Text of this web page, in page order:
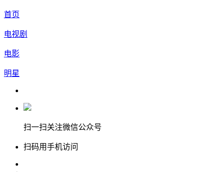
首页
电视剧
电影
明星
扫一扫关注微信公众号
扫码用手机访问